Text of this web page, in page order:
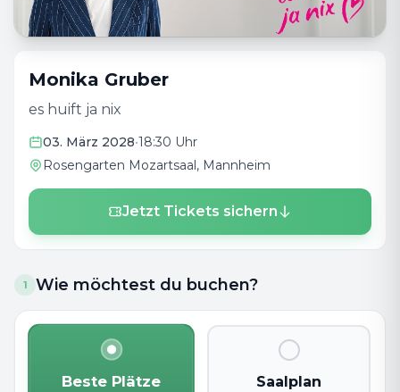
Monika Gruber
es huift ja nix
03. März 2028•18:30 Uhr
Rosengarten Mozartsaal, Mannheim
Jetzt Tickets sichern
1 Wie möchtest du buchen?
Beste Plätze Saalplan